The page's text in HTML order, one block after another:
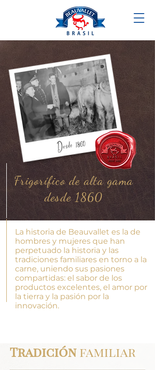
Frigorífico de alta gama
desde 1860
La historia de Beauvallet es la de
hombres y mujeres que han
perpetuado la historia y las
tradiciones familiares en torno a la
carne, uniendo sus pasiones
compartidas: el sabor de los
productos excelentes, el amor por
la tierra y la pasión por la
innovación.
Tradición familiar